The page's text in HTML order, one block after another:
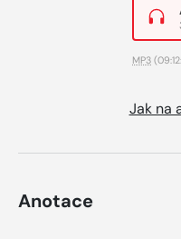
MP3
Jak na
Anotace